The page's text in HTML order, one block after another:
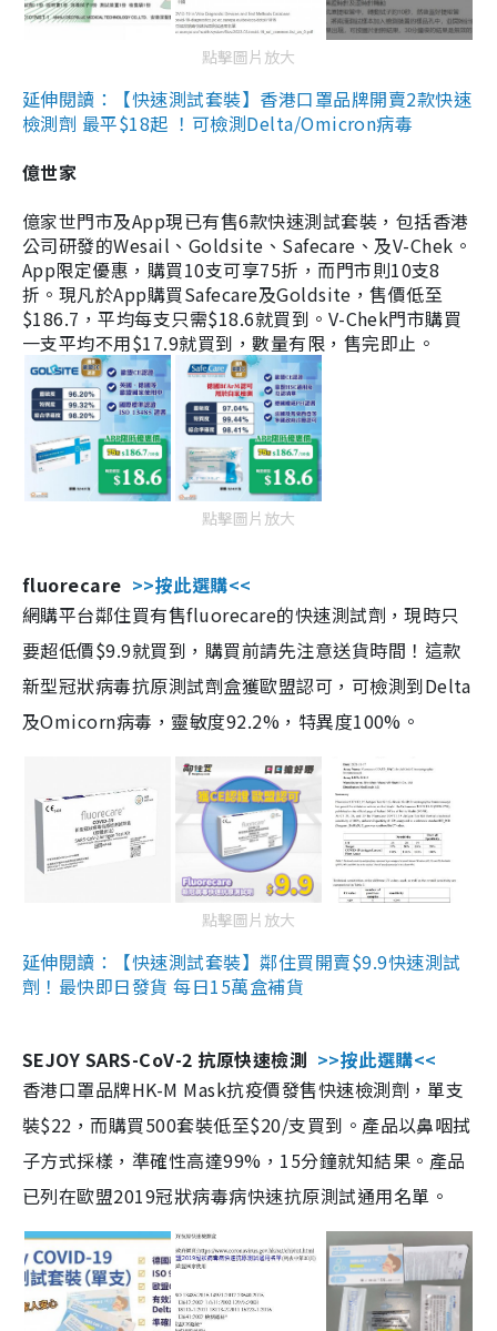
點擊圖片放大
延伸閱讀：【快速測試套裝】香港口罩品牌開賣2款快速
檢測劑 最平$18起 ！可檢測Delta/Omicron病毒
億世家
億家世門市及App現已有售6款快速測試套裝，包括香港
公司研發的Wesail、Goldsite、Safecare、及V-Chek。
App限定優惠，購買10支可享75折，而門市則10支8
折。現凡於App購買Safecare及Goldsite，售價低至
$186.7，平均每支只需$18.6就買到。V-Chek門市購買
一支平均不用$17.9就買到，數量有限，售完即止。
點擊圖片放大
fluorecare >>按此選購<<
網購平台鄰住買有售fluorecare的快速測試劑，現時只
要超低價$9.9就買到，購買前請先注意送貨時間！這款
新型冠狀病毒抗原測試劑盒獲歐盟認可，可檢測到Delta
及Omicorn病毒，靈敏度92.2%，特異度100%。
點擊圖片放大
延伸閱讀：【快速測試套裝】鄰住買開賣$9.9快速測試
劑！最快即日發貨 每日15萬盒補貨
SEJOY SARS-CoV-2 抗原快速檢測 >>按此選購<<
香港口罩品牌HK-M Mask抗疫價發售快速檢測劑，單支
裝$22，而購買500套裝低至$20/支買到。產品以鼻咽拭
子方式採樣，準確性高達99%，15分鐘就知結果。產品
已列在歐盟2019冠狀病毒病快速抗原測試通用名單。